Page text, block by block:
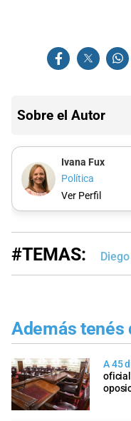
Sobre el Autor
Ivana Fux
Política
Ver Perfil
#TEMAS:
Además tenés
A 45